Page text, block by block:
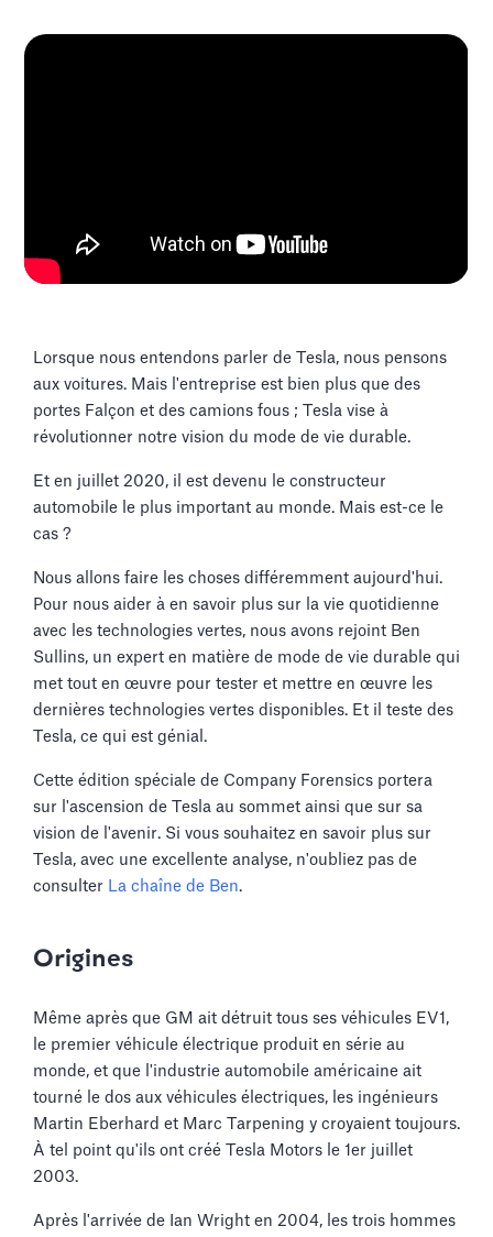
Lorsque nous entendons parler de Tesla, nous pensons
aux voitures. Mais l'entreprise est bien plus que des
portes Falçon et des camions fous ; Tesla vise à
révolutionner notre vision du mode de vie durable.
Et en juillet 2020, il est devenu le constructeur
automobile le plus important au monde. Mais est-ce le
cas ?
Nous allons faire les choses différemment aujourd'hui.
Pour nous aider à en savoir plus sur la vie quotidienne
avec les technologies vertes, nous avons rejoint Ben
Sullins, un expert en matière de mode de vie durable qui
met tout en œuvre pour tester et mettre en œuvre les
dernières technologies vertes disponibles. Et il teste des
Tesla, ce qui est génial.
Cette édition spéciale de Company Forensics portera
sur l'ascension de Tesla au sommet ainsi que sur sa
vision de l'avenir. Si vous souhaitez en savoir plus sur
Tesla, avec une excellente analyse, n'oubliez pas de
consulter La chaîne de Ben.
Origines
Même après que GM ait détruit tous ses véhicules EV1,
le premier véhicule électrique produit en série au
monde, et que l'industrie automobile américaine ait
tourné le dos aux véhicules électriques, les ingénieurs
Martin Eberhard et Marc Tarpening y croyaient toujours.
À tel point qu'ils ont créé Tesla Motors le 1er juillet
2003.
Après l'arrivée de Ian Wright en 2004, les trois hommes